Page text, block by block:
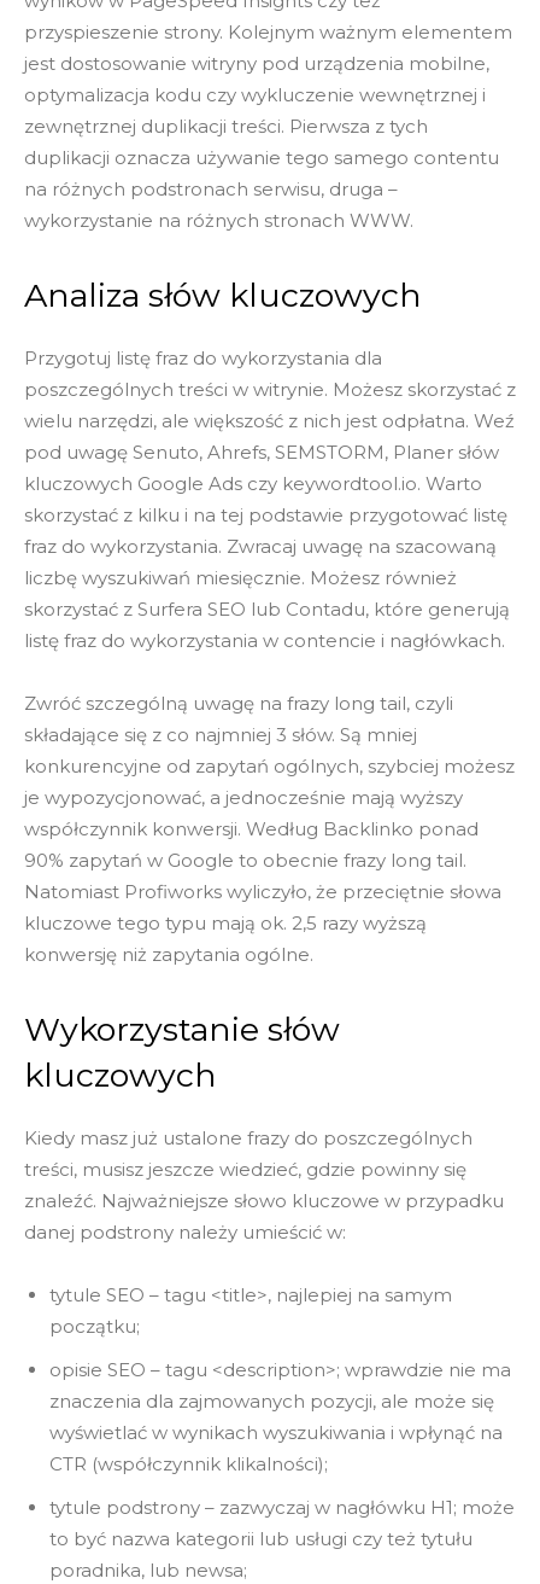
przyspieszenie strony. Kolejnym ważnym elementem
jest dostosowanie witryny pod urządzenia mobilne,
optymalizacja kodu czy wykluczenie wewnętrznej i
zewnętrznej duplikacji treści. Pierwsza z tych
duplikacji oznacza używanie tego samego contentu
na różnych podstronach serwisu, druga –
wykorzystanie na różnych stronach WWW.
Analiza słów kluczowych
Przygotuj listę fraz do wykorzystania dla
poszczególnych treści w witrynie. Możesz skorzystać z
wielu narzędzi, ale większość z nich jest odpłatna. Weź
pod uwagę Senuto, Ahrefs, SEMSTORM, Planer słów
kluczowych Google Ads czy keywordtool.io. Warto
skorzystać z kilku i na tej podstawie przygotować listę
fraz do wykorzystania. Zwracaj uwagę na szacowaną
liczbę wyszukiwań miesięcznie. Możesz również
skorzystać z Surfera SEO lub Contadu, które generują
listę fraz do wykorzystania w contencie i nagłówkach.
Zwróć szczególną uwagę na frazy long tail, czyli
składające się z co najmniej 3 słów. Są mniej
konkurencyjne od zapytań ogólnych, szybciej możesz
je wypozycjonować, a jednocześnie mają wyższy
współczynnik konwersji. Według Backlinko ponad
90% zapytań w Google to obecnie frazy long tail.
Natomiast Profiworks wyliczyło, że przeciętnie słowa
kluczowe tego typu mają ok. 2,5 razy wyższą
konwersję niż zapytania ogólne.
Wykorzystanie słów
kluczowych
Kiedy masz już ustalone frazy do poszczególnych
treści, musisz jeszcze wiedzieć, gdzie powinny się
znaleźć. Najważniejsze słowo kluczowe w przypadku
danej podstrony należy umieścić w:
tytule SEO – tagu <title>, najlepiej na samym
początku;
opisie SEO – tagu <description>; wprawdzie nie ma
znaczenia dla zajmowanych pozycji, ale może się
wyświetlać w wynikach wyszukiwania i wpłynąć na
CTR (współczynnik klikalności);
tytule podstrony – zazwyczaj w nagłówku H1; może
to być nazwa kategorii lub usługi czy też tytułu
poradnika, lub newsa;